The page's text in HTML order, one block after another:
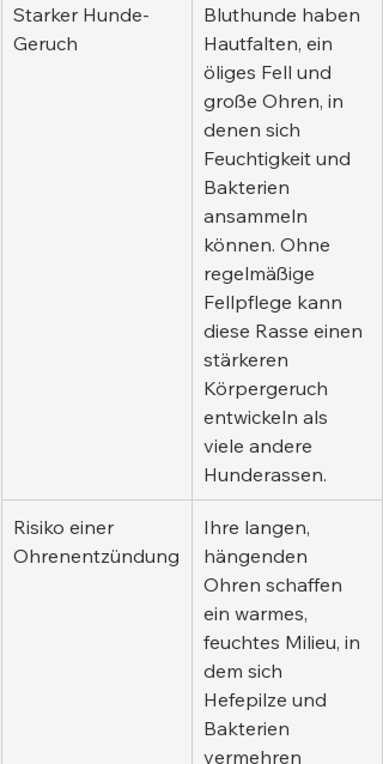
Starker Hunde-
Geruch
Bluthunde haben
Hautfalten, ein
öliges Fell und
große Ohren, in
denen sich
Feuchtigkeit und
Bakterien
ansammeln
können. Ohne
regelmäßige
Fellpflege kann
diese Rasse einen
stärkeren
Körpergeruch
entwickeln als
viele andere
Hunderassen.
Risiko einer
Ohrenentzündung
Ihre langen,
hängenden
Ohren schaffen
ein warmes,
feuchtes Milieu, in
dem sich
Hefepilze und
Bakterien
vermehren